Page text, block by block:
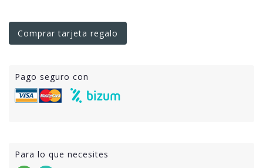
Comprar tarjeta regalo
Pago seguro con
Para lo que necesites